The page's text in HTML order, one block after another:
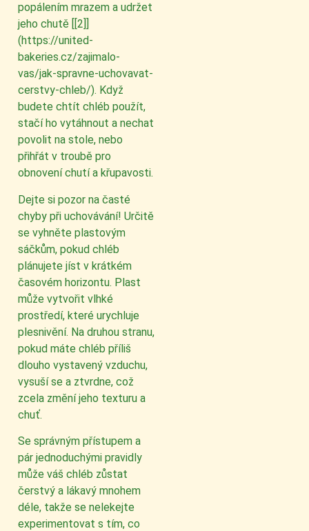
popálením mrazem a udržet
jeho chutě [[2]]
(https://united-
bakeries.cz/zajimalo-
vas/jak-spravne-uchovavat-
cerstvy-chleb/). Když
budete chtít chléb použít,
stačí ho vytáhnout a nechat
povolit na stole, nebo
přihřát v troubě pro
obnovení chutí a křupavosti.
Dejte si pozor na časté
chyby při uchovávání! Určitě
se vyhněte plastovým
sáčkům, pokud chléb
plánujete jíst v krátkém
časovém horizontu. Plast
může vytvořit vlhké
prostředí, které urychluje
plesnivění. Na druhou stranu,
pokud máte chléb příliš
dlouho vystavený vzduchu,
vysuší se a ztvrdne, což
zcela změní jeho texturu a
chuť.
Se správným přístupem a
pár jednoduchými pravidly
může váš chléb zůstat
čerstvý a lákavý mnohem
déle, takže se nelekejte
experimentovat s tím, co